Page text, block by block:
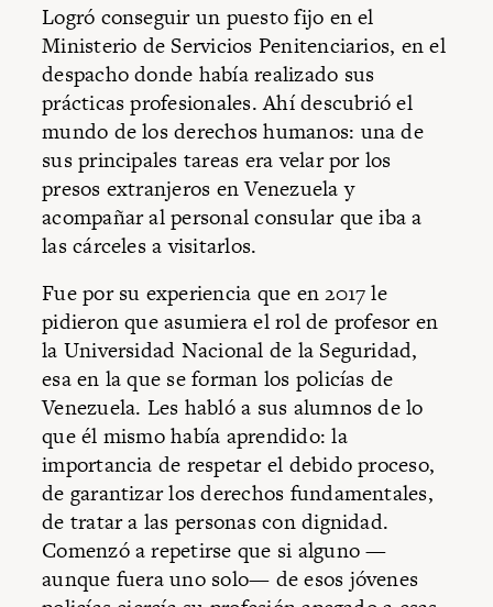
Logró conseguir un puesto fijo en el
Ministerio de Servicios Penitenciarios, en el
despacho donde había realizado sus
prácticas profesionales. Ahí descubrió el
mundo de los derechos humanos: una de
sus principales tareas era velar por los
presos extranjeros en Venezuela y
acompañar al personal consular que iba a
las cárceles a visitarlos.
Fue por su experiencia que en 2017 le
pidieron que asumiera el rol de profesor en
la Universidad Nacional de la Seguridad,
esa en la que se forman los policías de
Venezuela. Les habló a sus alumnos de lo
que él mismo había aprendido: la
importancia de respetar el debido proceso,
de garantizar los derechos fundamentales,
de tratar a las personas con dignidad.
Comenzó a repetirse que si alguno —
aunque fuera uno solo— de esos jóvenes